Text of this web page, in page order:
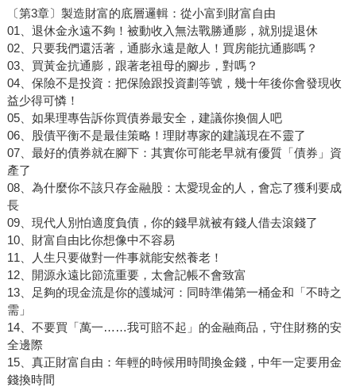
〔第3章〕製造財富的底層邏輯：從小富到財富自由
01、退休金永遠不夠！被動收入無法戰勝通膨，就別提退休
02、只要我們還活著，通膨永遠是敵人！買房能抗通膨嗎？
03、買黃金抗通膨，跟著老祖母的腳步，對嗎？
04、保險不是投資：把保險跟投資劃等號，幾十年後你會發現收
益少得可憐！
05、如果理專告訴你買債券最安全，建議你換個人吧
06、股債平衡不是最佳策略！理財專家的建議現在不靈了
07、最好的債券就在腳下：其實你可能老早就有優質「債券」資
產了
08、為什麼你不該只存金融股：太愛現金的人，會忘了獲利要成
長
09、現代人別怕適度負債，你的錢早就被有錢人借去滾錢了
10、財富自由比你想像中不容易
11、人生只要做對一件事就能安然養老！
12、開源永遠比節流重要，太會記帳不會致富
13、足夠的現金流是你的護城河：同時準備第一桶金和「不時之
需」
14、不要買「萬一……我可賠不起」的金融商品，守住財務的安
全邊際
15、真正財富自由：年輕的時候用時間換金錢，中年一定要用金
錢換時間